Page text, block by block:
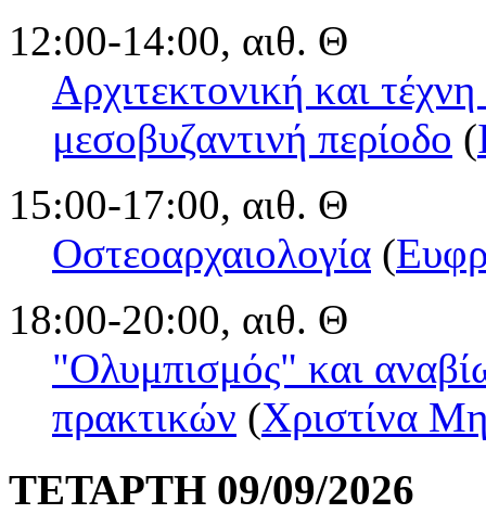
12:00-14:00, αιθ. Θ
Αρχιτεκτονική και
μεσοβυζαντινή περίοδο (
15:00-17:00, αιθ. Θ
Οστεοαρχαιολογία (
18:00-20:00, αιθ. Θ
"Ολυμπισμός" και
πρακτικών (Χριστίνα
ΤΕΤΑΡΤΗ 09/09/2026